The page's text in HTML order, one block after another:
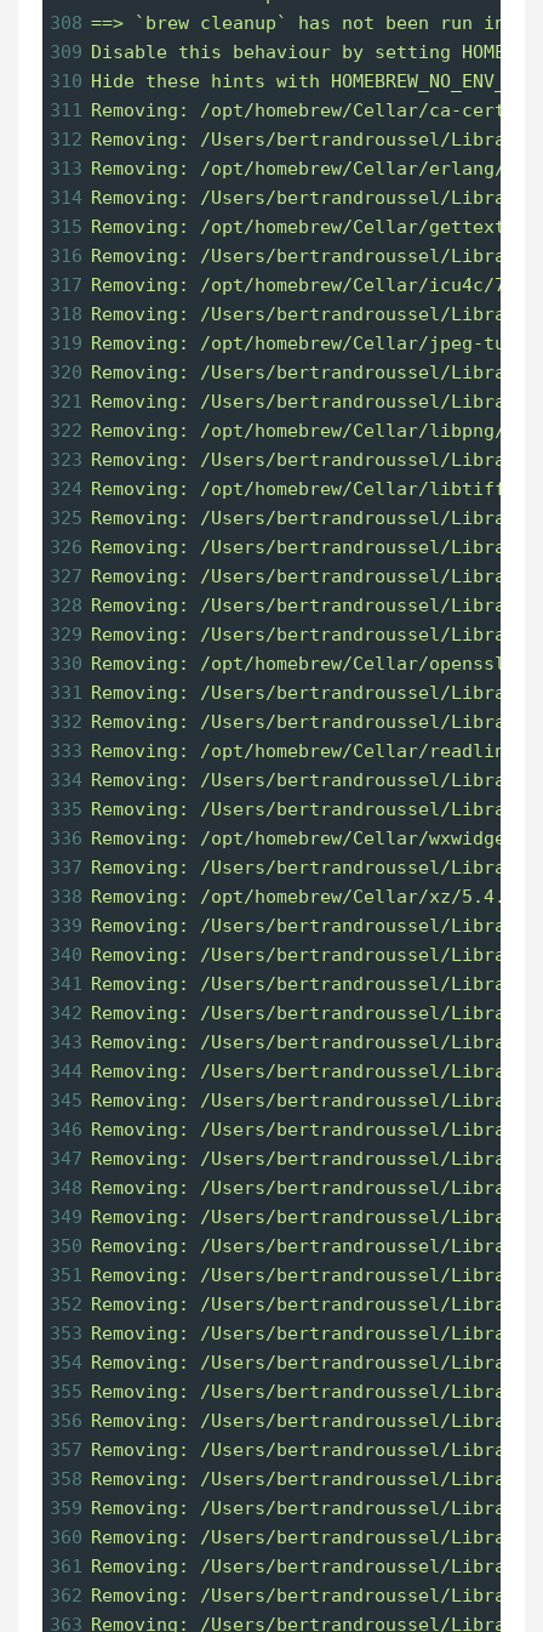
308 ==> `brew cleanup` has not been run in
309 Disable this behaviour by setting
310 Hide these hints with
311
Removing: /opt/homebrew/Cellar/ca-
312 Removing: /Users/bertrandroussel/
313 Removing: /opt/homebrew/Cellar/erlang/
314 Removing: /Users/bertrandroussel/Library/
315 Removing: /opt/homebrew/Cellar/
316 Removing: /Users/bertrandroussel/
317 Removing: /opt/homebrew/Cellar/icu4c/
318 Removing: /Users/bertrandroussel/Library/
319 Removing: /opt/homebrew/Cellar/jpeg-
320 Removing: /Users/bertrandroussel/
321
Removing: /Users/bertrandroussel/Library/
322 Removing: /opt/homebrew/Cellar/libpng/
323 Removing: /Users/bertrandroussel/
324 Removing: /opt/homebrew/Cellar/libtiff/
325 Removing: /Users/bertrandroussel/
326 Removing: /Users/bertrandroussel/
327 Removing: /Users/bertrandroussel/
328 Removing: /Users/bertrandroussel/Library/
329 Removing: /Users/bertrandroussel/Library/
330 Removing: /opt/homebrew/Cellar/
331
Removing: /Users/bertrandroussel/Library/
332 Removing: /Users/bertrandroussel/Library/
333 Removing: /opt/homebrew/Cellar/
334 Removing: /Users/bertrandroussel/
335 Removing: /Users/bertrandroussel/Library/
336 Removing: /opt/homebrew/Cellar/
337 Removing: /Users/bertrandroussel/Library/
338 Removing: /opt/homebrew/Cellar/xz/
339 Removing: /Users/bertrandroussel/Library/
340 Removing: /Users/bertrandroussel/
341
Removing: /Users/bertrandroussel/
342 Removing: /Users/bertrandroussel/
343 Removing: /Users/bertrandroussel/
344 Removing: /Users/bertrandroussel/
345 Removing: /Users/bertrandroussel/
346 Removing: /Users/bertrandroussel/
347 Removing: /Users/bertrandroussel/
348 Removing: /Users/bertrandroussel/Library/
349 Removing: /Users/bertrandroussel/
350 Removing: /Users/bertrandroussel/Library/
351
Removing: /Users/bertrandroussel/
352 Removing: /Users/bertrandroussel/Library/
353 Removing: /Users/bertrandroussel/Library/
354 Removing: /Users/bertrandroussel/
355 Removing: /Users/bertrandroussel/
356 Removing: /Users/bertrandroussel/
357 Removing: /Users/bertrandroussel/Library/
358 Removing: /Users/bertrandroussel/
359 Removing: /Users/bertrandroussel/
360 Removing: /Users/bertrandroussel/Library/
361
Removing: /Users/bertrandroussel/
362 Removing: /Users/bertrandroussel/
363 Removing: /Users/bertrandroussel/Library/